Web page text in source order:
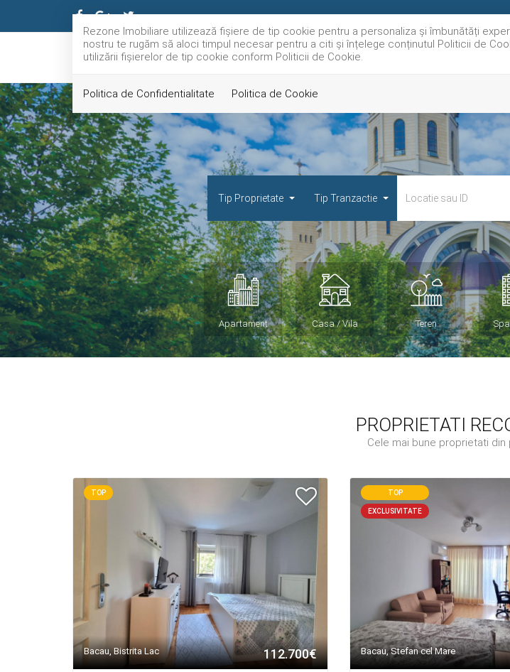
Rezone Imobiliare utilizează fişiere de tip cookie pentru a personaliza și îmbunătăți
nostru te rugăm să aloci timpul necesar pentru a citi și înțelege conținutul Politicii de
utilizării fişierelor de tip cookie conform Politicii de Cookie.
Politica de Confidentialitate Politica de Cookie
Tip Proprietate Tip Tranzactie
Apartament Casa / Vila Teren
PROPRIETATI
Cele mai bune proprietati
TOP
Bacau, Bistrita Lac 112.700€
TOP
EXCLUSIVITATE
Bacau, Stefan cel Mare